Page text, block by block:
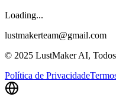
Loading...
lustmakerteam@gmail.com
© 2025 LustMaker AI, Todos
Política de Privacidade